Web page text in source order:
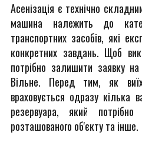
Асенізація є технічно
машина належить до
транспортних засобів, які
конкретних завдань. Щоб
потрібно залишити заявку
Вільне. Перед тим, як
враховується одразу кілька
резервуара, який потрібно
розташованого об'єкту та інше.